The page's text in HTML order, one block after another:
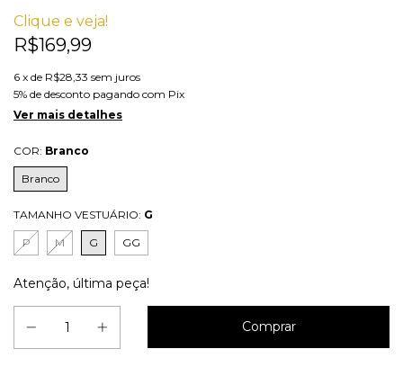
Clique e veja!
R$169,99
6 x de R$28,33 sem juros
5% de desconto pagando com Pix
Ver mais detalhes
COR: Branco
Branco
TAMANHO VESTUÁRIO: G
P M G GG
Atenção, última peça!